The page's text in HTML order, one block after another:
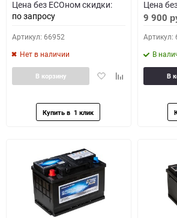
Цена без ECOном скидки:
по запросу
Артикул: 66952
Нет в наличии
ДобавитьДобавить
В корзину
Цена
9 900
Артикул:
В
В